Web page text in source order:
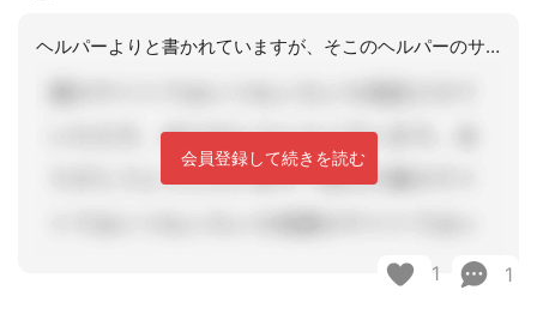
ヘルパーよりと書かれていますが、そこのヘルパーのサービス提供責任者や管理者も同じ
会員登録して続きを読む
1 1